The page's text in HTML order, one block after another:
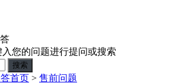
您的问题进行提问或搜索
首页 > 售前问题